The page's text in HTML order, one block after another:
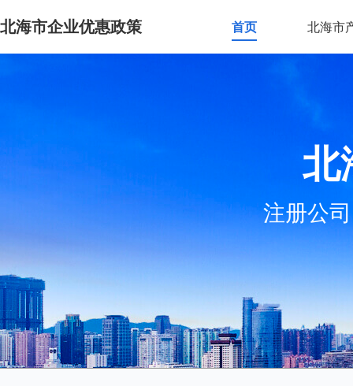
北海市企业优惠政策 首页 北海市
北
注册公